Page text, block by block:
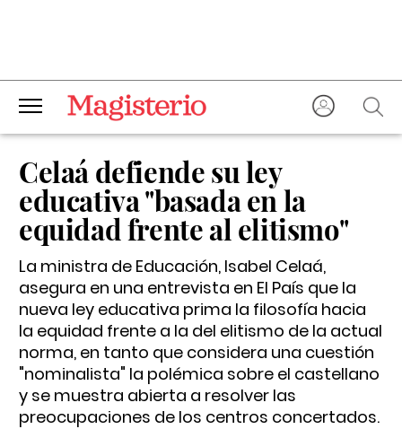
Celaá defiende su ley
educativa "basada en la
equidad frente al elitismo"
La ministra de Educación, Isabel Celaá,
asegura en una entrevista en El País que la
nueva ley educativa prima la filosofía hacia
la equidad frente a la del elitismo de la actual
norma, en tanto que considera una cuestión
"nominalista" la polémica sobre el castellano
y se muestra abierta a resolver las
preocupaciones de los centros concertados.